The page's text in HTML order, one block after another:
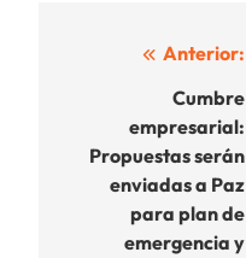
Navegación
entradas
Anterior:
Cumbre
empresarial:
Propuestas serán
enviadas a Paz
para plan de
emergencia y